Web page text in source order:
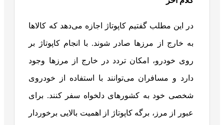
در این مطلب گفتیم کاپوتاژ اجازه می‌دهد که کالاها
به خارج از مرزها صادر شوند. با انجام کاپوتاژ بر
روی خودرو، امکان تردد در خارج از مرزها وجود
دارد و مسافران می‌توانند با استفاده از خودروی
شخصی خود به کشورهای دلخواه سفر کنند. برای
عبور از مرز، برگه کاپوتاژ از اهمیت بالایی برخوردار